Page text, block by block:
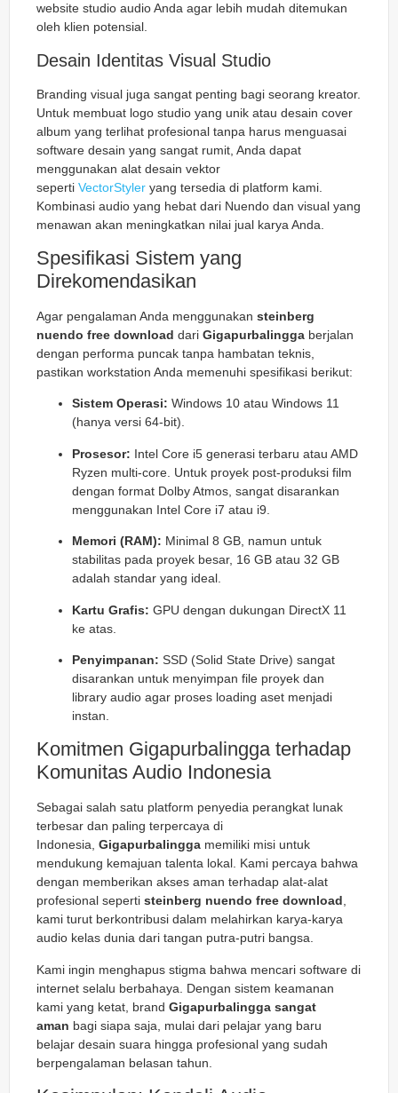
website studio audio Anda agar lebih mudah ditemukan
oleh klien potensial.
Desain Identitas Visual Studio
Branding visual juga sangat penting bagi seorang kreator.
Untuk membuat logo studio yang unik atau desain cover
album yang terlihat profesional tanpa harus menguasai
software desain yang sangat rumit, Anda dapat
menggunakan alat desain vektor
seperti VectorStyler yang tersedia di platform kami.
Kombinasi audio yang hebat dari Nuendo dan visual yang
menawan akan meningkatkan nilai jual karya Anda.
Spesifikasi Sistem yang
Direkomendasikan
Agar pengalaman Anda menggunakan steinberg
nuendo free download dari Gigapurbalingga berjalan
dengan performa puncak tanpa hambatan teknis,
pastikan workstation Anda memenuhi spesifikasi berikut:
Sistem Operasi: Windows 10 atau Windows 11
(hanya versi 64-bit).
Prosesor: Intel Core i5 generasi terbaru atau AMD
Ryzen multi-core. Untuk proyek post-produksi film
dengan format Dolby Atmos, sangat disarankan
menggunakan Intel Core i7 atau i9.
Memori (RAM): Minimal 8 GB, namun untuk
stabilitas pada proyek besar, 16 GB atau 32 GB
adalah standar yang ideal.
Kartu Grafis: GPU dengan dukungan DirectX 11
ke atas.
Penyimpanan: SSD (Solid State Drive) sangat
disarankan untuk menyimpan file proyek dan
library audio agar proses loading aset menjadi
instan.
Komitmen Gigapurbalingga terhadap
Komunitas Audio Indonesia
Sebagai salah satu platform penyedia perangkat lunak
terbesar dan paling terpercaya di
Indonesia, Gigapurbalingga memiliki misi untuk
mendukung kemajuan talenta lokal. Kami percaya bahwa
dengan memberikan akses aman terhadap alat-alat
profesional seperti steinberg nuendo free download,
kami turut berkontribusi dalam melahirkan karya-karya
audio kelas dunia dari tangan putra-putri bangsa.
Kami ingin menghapus stigma bahwa mencari software di
internet selalu berbahaya. Dengan sistem keamanan
kami yang ketat, brand Gigapurbalingga sangat
aman bagi siapa saja, mulai dari pelajar yang baru
belajar desain suara hingga profesional yang sudah
berpengalaman belasan tahun.